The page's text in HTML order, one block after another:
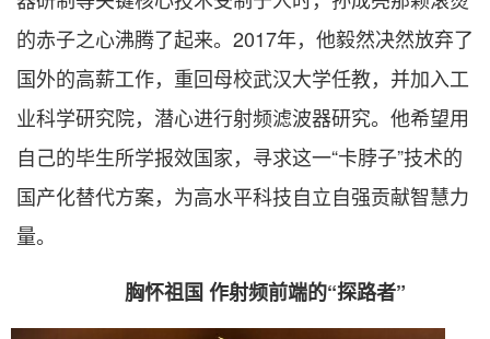
的赤子之心沸腾了起来。2017年，他毅然决然放弃了
国外的高薪工作，重回母校武汉大学任教，并加入工
业科学研究院，潜心进行射频滤波器研究。他希望用
自己的毕生所学报效国家，寻求这一“卡脖子”技术的
国产化替代方案，为高水平科技自立自强贡献智慧力
量。
胸怀祖国 作射频前端的“探路者”